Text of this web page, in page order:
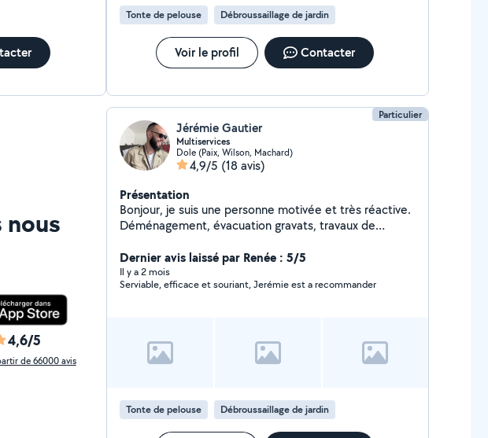
Tonte de pelouse Débroussaillage de jardin
Voir le profil Contacter
4,6/5
de 66000 avis
Particulier
Jérémie Gautier
Multiservices
Dole (Paix, Wilson, Machard)
4,9/5 (18 avis)
Présentation
Bonjour, je suis une personne motivée et très réactive.
Déménagement, évacuation gravats, travaux de
tout est possible. Livraison colis possible. Demander
moi je réponds rapidement.
Dernier avis laissé par Renée : 5/5
Il y a 2 mois
Serviable, efficace et souriant, Jerémie est a recommander
Tonte de pelouse Débroussaillage de jardin